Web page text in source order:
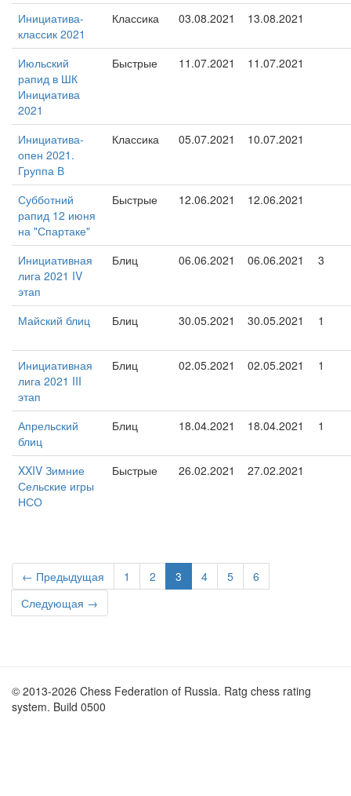
Инициатива-
классик 2021
Классика 03.08.2021 13.08.2021
Июльский
рапид в ШК
Инициатива
2021
Быстрые 11.07.2021 11.07.2021
Инициатива-
опен 2021.
Группа В
Классика 05.07.2021 10.07.2021
Субботний
рапид 12 июня
на "Спартаке"
Быстрые 12.06.2021 12.06.2021
Инициативная
лига 2021 IV
этап
Блиц 06.06.2021 06.06.2021 3
Майский блиц Блиц 30.05.2021 30.05.2021 1
Инициативная
лига 2021 III
этап
Блиц 02.05.2021 02.05.2021 1
Апрельский
блиц
Блиц 18.04.2021 18.04.2021 1
XXIV Зимние
Сельские игры
НСО
Быстрые 26.02.2021 27.02.2021
← Предыдущая 1 2 3 4 5
6
Следующая →
© 2013-2026 Chess Federation of Russia. Ratg chess rating
system. Build 0500